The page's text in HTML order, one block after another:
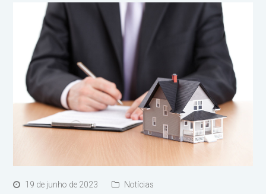
19 de junho de 2023 Notícias